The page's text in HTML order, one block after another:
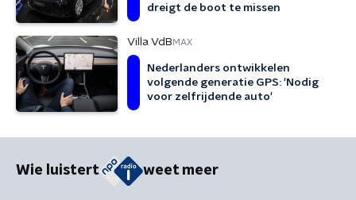
dreigt de boot te missen
Villa VdB MAX
Nederlanders ontwikkelen
volgende generatie GPS: 'Nodig
voor zelfrijdende auto'
Wie luistert weet meer